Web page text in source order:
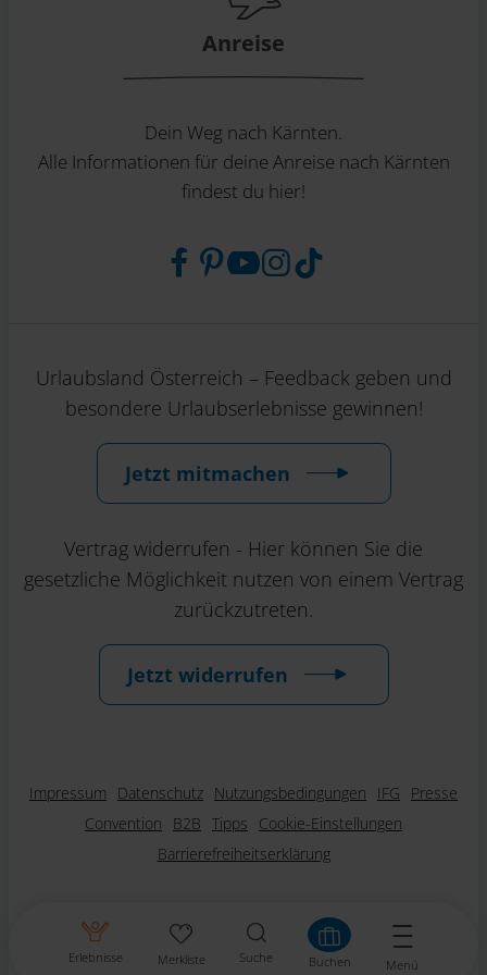
Erlebnisse Merkliste Suche Buchen Menü
Anreise
Dein Weg nach Kärnten.
Alle Informationen für deine Anreise nach Kärnten
findest du hier!
Urlaubsland Österreich – Feedback geben und
besondere Urlaubserlebnisse gewinnen!
Jetzt mitmachen
Vertrag widerrufen - Hier können Sie die
gesetzliche Möglichkeit nutzen von einem Vertrag
zurückzutreten.
Jetzt widerrufen
Impressum Datenschutz Nutzungsbedingungen IFG
Presse
Convention
B2B Tipps
Cookie-Einstellungen
Barrierefreiheitserklärung